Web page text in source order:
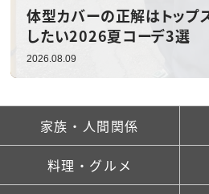
体型カバーの正解はトップ
したい2026夏コーデ3選
2026.08.09
家族・人間関係
料理・グルメ